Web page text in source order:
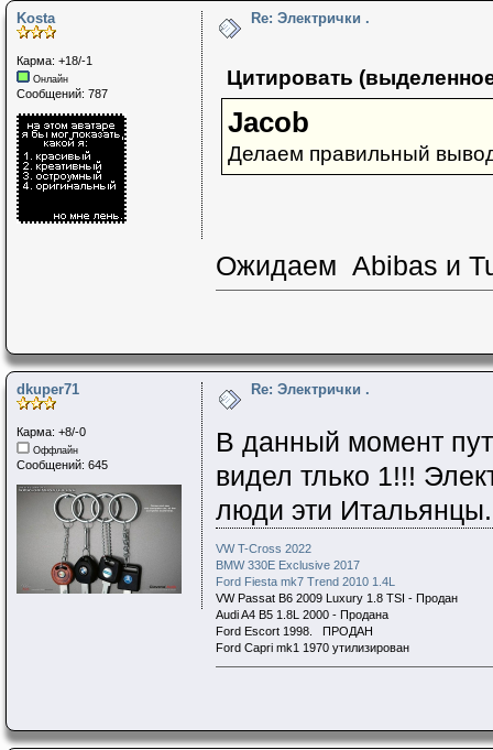
Kosta
Карма: +18/-1
Онлайн
Сообщений: 787
Re: Электрички .
Цитировать
Jacob
Делаем правильный
Ожидаем Abibas и
dkuper71
Карма: +8/-0
Оффлайн
Сообщений: 645
Re: Электрички .
В данный момент
видел тлько 1!!!
люди эти
VW T-Cross 2022
BMW 330E Exclusive 2017
Ford Fiesta mk7 Trend 2010 1.4L
VW Passat B6 2009 Luxury 1.8 TSI - Продан
Audi A4 B5 1.8L 2000 - Продана
Ford Escort 1998. ПРОДАН
Ford Capri mk1 1970 утилизирован